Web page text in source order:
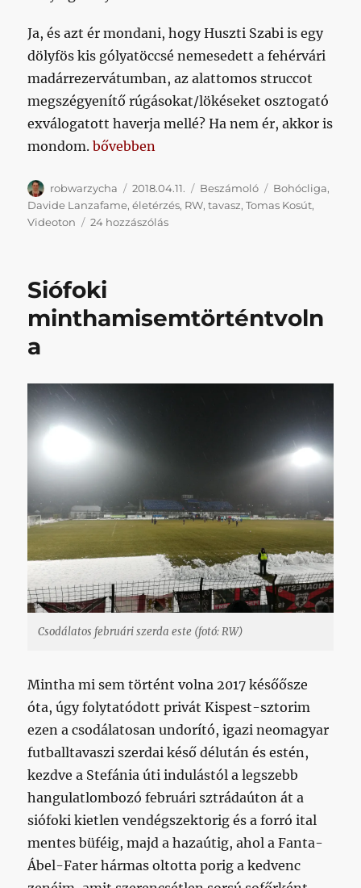
Ja, és azt ér mondani, hogy Huszti Szabi is egy
dölyfös kis gólyatöccsé nemesedett a fehérvári
madárrezervátumban, az alattomos struccot
megszégyenítő rúgásokat/lökéseket osztogató
exválogatott haverja mellé? Ha nem ér, akkor is
mondom.„A meccs, amire Öcsém mondaná:
bővebben
Szerző
robwarzycha Közzétéve
2018.04.11. Kategória
Beszámoló Címke
Bohócliga,
Davide Lanzafame,életérzés, RW,tavasz,Tomas Kosút,
Videoton
24 hozzászólásA
voltunk
gurított
a
Videoton,
annyira
nem
vagyok
magam
alatt
Siófoki
minthamisemtörténtvoln
a
Csodálatos februári szerda este (fotó: RW)
Mintha mi sem történt volna 2017 későősze
óta, úgy folytatódott privát Kispest-sztorim
ezen a csodálatosan undorító, igazi neomagyar
futballtavaszi szerdai késő délután és estén,
kezdve a Stefánia úti indulástól a legszebb
hangulatlombozó februári sztrádaúton át a
siófoki kietlen vendégszektorig és a forró ital
mentes büféig, majd a hazaútig, ahol a Fanta-
Ábel-Fater hármas oltotta porig a kedvenc